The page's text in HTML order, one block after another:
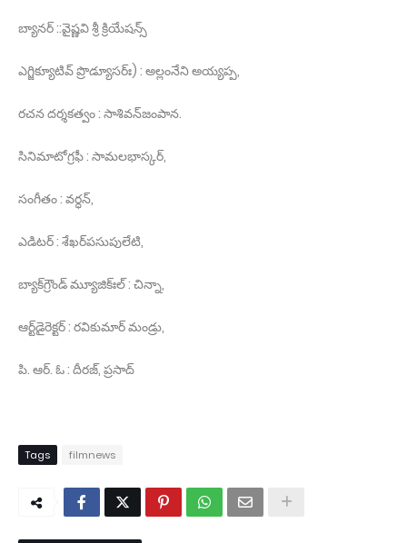
బ్యానర్ ::వైష్ణవి శ్రీ క్రియేషన్స్‌
ఎగ్జిక్యూటివ్‌ ప్రొడ్యూసర్‌ః) : అల్లంనేని అయ్యప్ప,
రచన దర్శకత్వం : సాశివన్‌జంపాన.
సినిమాటోగ్రఫీ : సామలభాస్కర్‌,
సంగీతం : వర్ధన్‌,
ఎడిటర్‌ : శేఖర్‌పసుపులేటి,
బ్యాక్‌గ్రౌండ్‌ మ్యూజిక్‌ఃల్ : చిన్నా,
ఆర్ట్‌డైరెక్టర్‌ : రవికుమార్‌ మండ్రు,
పి. ఆర్. ఓ : దీరజ్, ప్రసాద్
Tags filmnews